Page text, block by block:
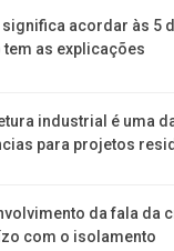
significa acordar às 5
tem as explicações
industrial é uma
para projetos
da fala da
com o isolamento